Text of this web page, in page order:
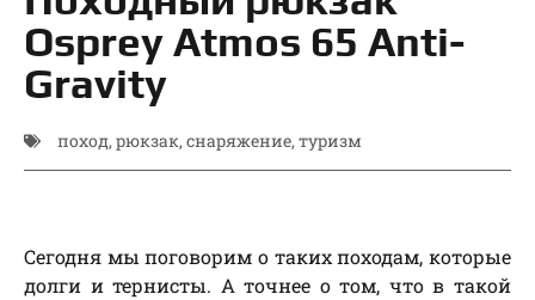
Osprey Atmos 65 Anti-
Gravity
поход, рюкзак, снаряжение, туризм
Сегодня мы поговорим о таких походам, которые
долги и тернисты. А точнее о том, что в такой